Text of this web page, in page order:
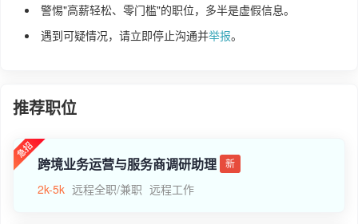
警惕"高薪轻松、零门槛"的职位，多半是虚假信息。
遇到可疑情况，请立即停止沟通并举报。
推荐职位
跨境业务运营与服务商调研助理 新
2k-5k 远程全职/兼职 远程工作